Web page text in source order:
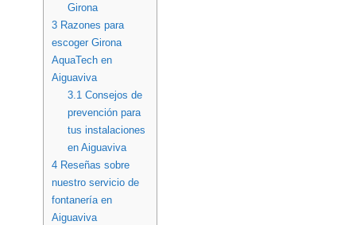
Girona
3 Razones para
escoger Girona
AquaTech en
Aiguaviva
3.1 Consejos de
prevención para
tus instalaciones
en Aiguaviva
4 Reseñas sobre
nuestro servicio de
fontanería en
Aiguaviva